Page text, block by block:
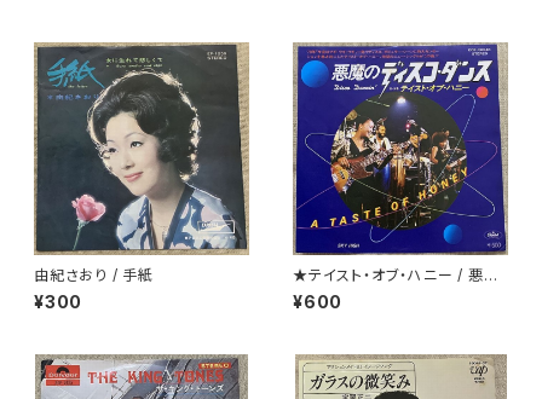
由紀さおり / 手紙
¥300
★テイスト・オブ・ハニー / 悪魔
のディスコ・ダンス
¥600